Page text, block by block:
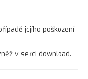
jejího poškození
v sekci download.